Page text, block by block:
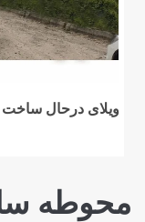
ویلای درحال
محوطه